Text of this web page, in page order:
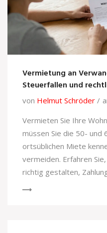
Vermietung an
Steuerfallen und
von Helmut Schröder
Vermieten Sie Ihre
müssen Sie die 50-
ortsüblichen Miete
vermeiden. Erfahren
richtig gestalten,